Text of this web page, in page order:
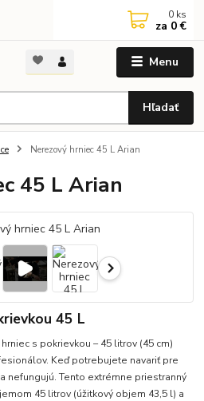
Menu
Hľadať
0 ks
za 0 €
Nerezový hrniec 45 L Arian
45 L Arian
45 L
s pokrievkou – 45 litrov (45 cm)
Keď potrebujete navariť pre
nefungujú. Tento extrémne priestranný
45 litrov (úžitkový objem 43,5 l) a